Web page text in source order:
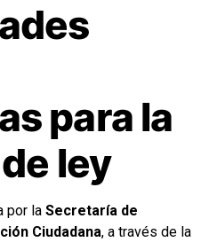
para la
ley
por la Secretaría de
Ciudadana, a través de la